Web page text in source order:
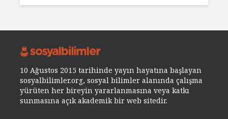
10 Ağustos 2015 tarihinde yayın hayatına başlayan
sosyalbilimler.org, sosyal bilimler alanında çalışma
yürüten her bireyin yararlanmasına veya katkı
sunmasına açık akademik bir web sitedir.